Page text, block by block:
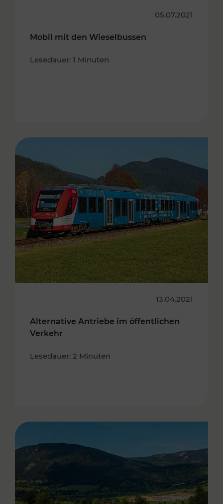
05.07.2021
Mobil mit den Wieselbussen
Lesedauer: 1 Minuten
13.04.2021
Alternative Antriebe im öffentlichen
Verkehr
Lesedauer: 2 Minuten